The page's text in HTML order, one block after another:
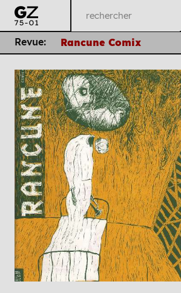
Revue: Rancune Comix